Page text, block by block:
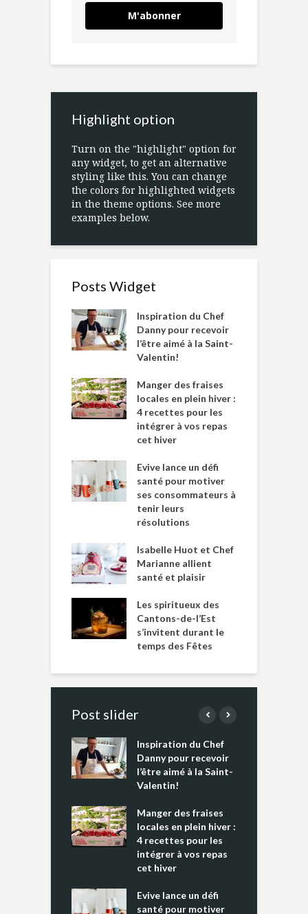
M'abonner
Highlight option
Turn on the "highlight" option for
any widget, to get an alternative
styling like this. You can change
the colors for highlighted widgets
in the theme options. See more
examples below.
Posts Widget
Inspiration du Chef
Danny pour recevoir
l’être aimé à la Saint-
Valentin!
Manger des fraises
locales en plein hiver :
4 recettes pour les
intégrer à vos repas
cet hiver
Evive lance un défi
santé pour motiver
ses consommateurs à
tenir leurs
résolutions
Isabelle Huot et Chef
Marianne allient
santé et plaisir
Les spiritueux des
Cantons-de-l’Est
s’invitent durant le
temps des Fêtes
Post slider
Inspiration du Chef
Danny pour recevoir
l’être aimé à la Saint-
Valentin!
Manger des fraises
locales en plein hiver :
4 recettes pour les
intégrer à vos repas
cet hiver
Evive lance un défi
santé pour motiver